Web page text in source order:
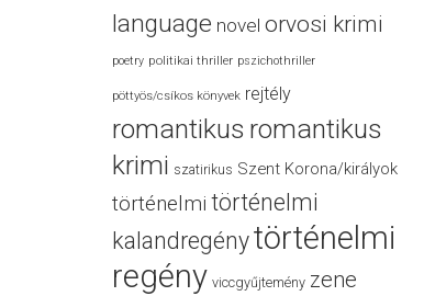
language novel orvosi krimi
poetry politikai thriller pszichothriller
pöttyös/csíkos könyvek rejtély
romantikus romantikus
krimi szatirikus Szent Korona/királyok
történelmi történelmi
kalandregénytörténelmi
regény viccgyűjtemény zene